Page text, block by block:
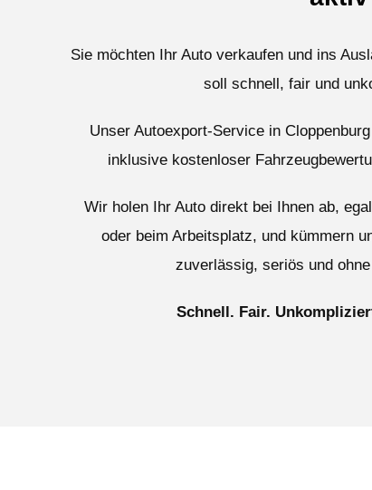
Sie möchten Ihr Auto verkaufen und ins
soll schnell, fair und
Unser Autoexport-Service in
inklusive kostenloser
Wir holen Ihr Auto direkt bei Ihnen ab,
oder beim Arbeitsplatz, und kümmern
zuverlässig, seriös und
Schnell. Fair.